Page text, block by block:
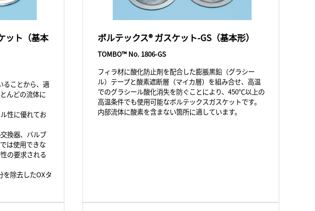
ット（基本
ることから、適
んどの流体に
性に優れてお
換器、バルブ
は使用できな
の要求される
を除去したOXタ
ボルテックス® ガスケット-GS（基本形）
TOMBO™ No. 1806-GS
フィラ材に酸化防止剤を配合した膨脹黒鉛（グラシー
ル）テープと酸素遮断層（マイカ層）を組み合せ、高温
でのグラシール酸化消失を防ぐことにより、450℃以上の
高温条件でも使用可能なボルテックスガスケットです。
内部流体に酸素を含まない箇所に適しています。